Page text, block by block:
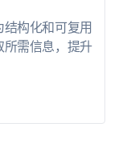
构化和可复用
需信息，提升